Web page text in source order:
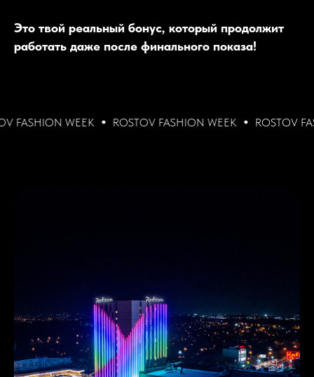
Это твой реальный бонус, который продолжит
работать даже после финального показа!
WEEK ROSTOV FASHION WEEK ROSTOV FASHION